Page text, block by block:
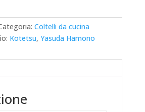
Coltelli da cucina
Kotetsu, Yasuda Hamono